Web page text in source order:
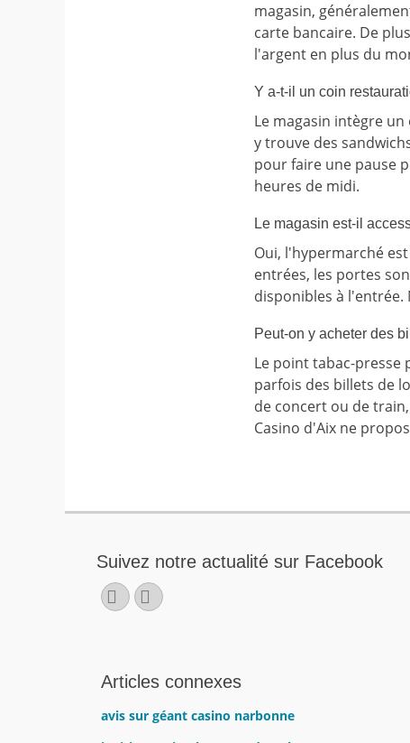
magasin,
carte bancaire. De
l'argent en plus du
Y a-t-il un coin
Le magasin intègre
y trouve des
pour faire une pause
heures de midi.
Le magasin est-il
Oui, l'hypermarché
entrées, les portes
disponibles à l'entrée.
Peut-on y acheter des
Le point tabac-presse
parfois des billets de
de concert ou de
Casino d'Aix ne
Suivez notre actualité sur Facebook
Facebook
E-
mail
Articles connexes
avis sur géant casino narbonne